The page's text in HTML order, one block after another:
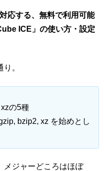
応する、無料で利用可能
ICE」の使い方・設定
。
の5種
bzip2, xz を始めとし
メジャーどころはほぼ